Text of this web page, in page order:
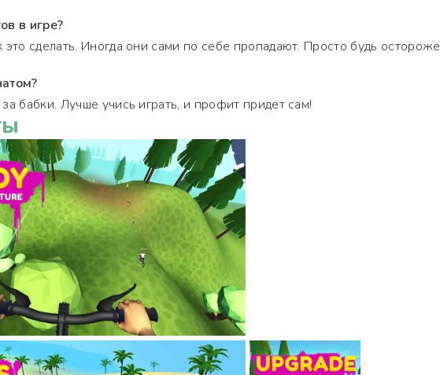
в игре?
это сделать. Иногда они сами по себе пропадают. Просто будь
бабки. Лучше учись играть, и профит придет сам!